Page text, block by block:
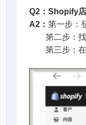
Q2：Shopify
A2： 第一步：
第二步：找
第三步：在